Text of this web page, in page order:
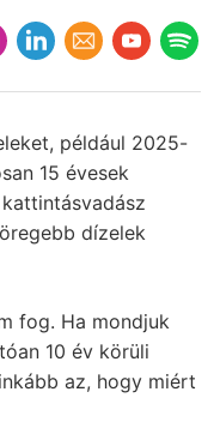
például 2025-
15 évesek
dízelek
fog. Ha mondjuk
10 év körüli
az, hogy miért